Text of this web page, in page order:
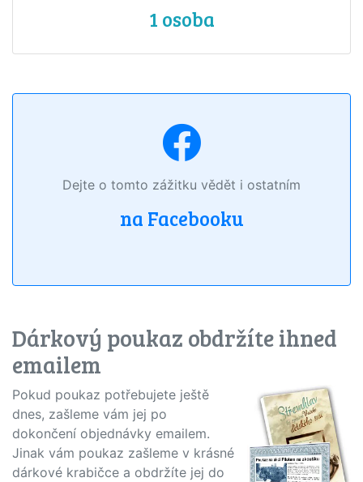
1 osoba
Dejte o tomto zážitku vědět i ostatním
na Facebooku
Dárkový poukaz obdržíte ihned
emailem
Pokud poukaz potřebujete ještě
dnes, zašleme vám jej po
dokončení objednávky emailem.
Jinak vám poukaz zašleme v krásné
dárkové krabičce a obdržíte jej do